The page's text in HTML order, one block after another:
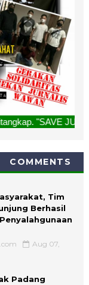
JURNALIS"
COMMENTS
Tim
Berhasil
Aug 07,
Padang